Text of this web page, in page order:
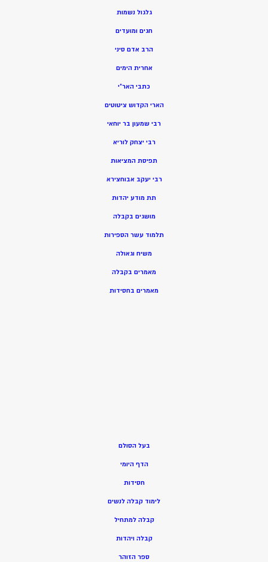
גלגול נשמות
חגים ומועדים
הרב אדם סיני
אחרית הימים
כתבי האר”י
הארי הקדוש ציטוטים
רבי שמעון בר יוחאי
רבי יצחק לוריא
תפיסת המציאות
רבי יעקב אבוחצירא
תת מודע יהדות
מושגים בקבלה
תלמוד עשר הספירות
משיח וגאולה
מאמרים בקבלה
מאמרים בחסידות
בעל הסולם
הדף היומי
חסידות
לימוד קבלה לנשים
קבלה למתחיל
קבלה ויהדות
ספר הזוהר